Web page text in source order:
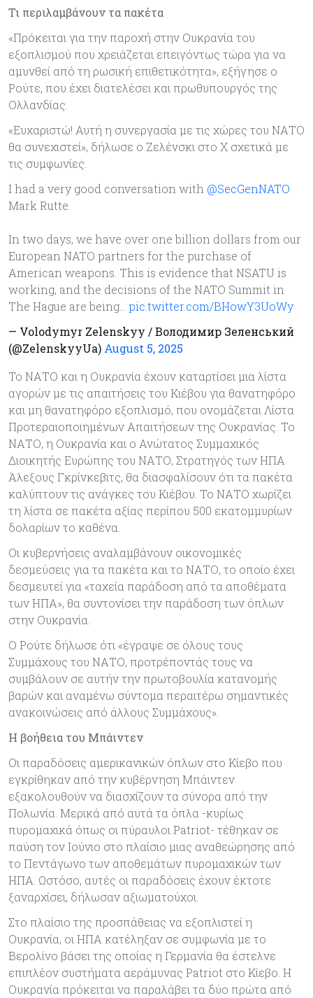
Τι περιλαμβάνουν τα πακέτα
«Πρόκειται για την παροχή στην Ουκρανία του
εξοπλισμού που χρειάζεται επειγόντως τώρα για να
αμυνθεί από τη ρωσική επιθετικότητα», εξήγησε ο
Ρούτε, που έχει διατελέσει και πρωθυπουργός της
Ολλανδίας.
«Ευχαριστώ! Αυτή η συνεργασία με τις χώρες του ΝΑΤΟ
θα συνεχιστεί», δήλωσε ο Ζελένσκι στο X σχετικά με
τις συμφωνίες.
I had a very good conversation with @SecGenNATO
Mark Rutte.
In two days, we have over one billion dollars from our
European NATO partners for the purchase of
American weapons. This is evidence that NSATU is
working, and the decisions of the NATO Summit in
The Hague are being… pic.twitter.com/BHowY3UoWy
— Volodymyr Zelenskyy / Володимир Зеленський
(@ZelenskyyUa) August 5, 2025
Το ΝΑΤΟ και η Ουκρανία έχουν καταρτίσει μια λίστα
αγορών με τις απαιτήσεις του Κιέβου για θανατηφόρο
και μη θανατηφόρο εξοπλισμό, που ονομάζεται Λίστα
Προτεραιοποιημένων Απαιτήσεων της Ουκρανίας. Το
ΝΑΤΟ, η Ουκρανία και ο Ανώτατος Συμμαχικός
Διοικητής Ευρώπης του ΝΑΤΟ, Στρατηγός των ΗΠΑ
Άλεξους Γκρίνκεβιτς, θα διασφαλίσουν ότι τα πακέτα
καλύπτουν τις ανάγκες του Κιέβου. Το ΝΑΤΟ χωρίζει
τη λίστα σε πακέτα αξίας περίπου 500 εκατομμυρίων
δολαρίων το καθένα.
Οι κυβερνήσεις αναλαμβάνουν οικονομικές
δεσμεύσεις για τα πακέτα και το ΝΑΤΟ, το οποίο έχει
δεσμευτεί για «ταχεία παράδοση από τα αποθέματα
των ΗΠΑ», θα συντονίσει την παράδοση των όπλων
στην Ουκρανία.
Ο Ρούτε δήλωσε ότι «έγραψε σε όλους τους
Συμμάχους του ΝΑΤΟ, προτρέποντάς τους να
συμβάλουν σε αυτήν την πρωτοβουλία κατανομής
βαρών και αναμένω σύντομα περαιτέρω σημαντικές
ανακοινώσεις από άλλους Συμμάχους».
Η βοήθεια του Μπάιντεν
Οι παραδόσεις αμερικανικών όπλων στο Κίεβο που
εγκρίθηκαν από την κυβέρνηση Μπάιντεν
εξακολουθούν να διασχίζουν τα σύνορα από την
Πολωνία. Μερικά από αυτά τα όπλα -κυρίως
πυρομαχικά όπως οι πύραυλοι Patriot- τέθηκαν σε
παύση τον Ιούνιο στο πλαίσιο μιας αναθεώρησης από
το Πεντάγωνο των αποθεμάτων πυρομαχικών των
ΗΠΑ. Ωστόσο, αυτές οι παραδόσεις έχουν έκτοτε
ξαναρχίσει, δήλωσαν αξιωματούχοι.
Στο πλαίσιο της προσπάθειας να εξοπλιστεί η
Ουκρανία, οι ΗΠΑ κατέληξαν σε συμφωνία με το
Βερολίνο βάσει της οποίας η Γερμανία θα έστελνε
επιπλέον συστήματα αεράμυνας Patriot στο Κίεβο. Η
Ουκρανία πρόκειται να παραλάβει τα δύο πρώτα από